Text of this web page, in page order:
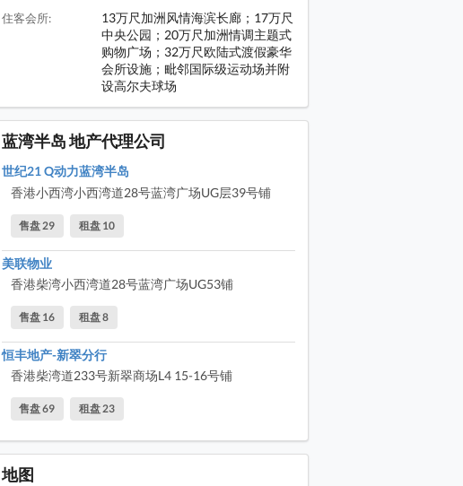
蓝湾半岛 设施: 停车场部分
蓝湾半岛 设施: 停车场部分
蓝湾半岛 设施: 停车场升降机大堂
蓝湾半岛 设施: 停车场升降机大堂可往商场
蓝湾半岛 设施: 停车场升降机大堂可往商场
蓝湾半岛 周边环境: 蓝湾半岛邻近小西湾运动场
蓝湾半岛 周边环境: 蓝湾半岛邻近小西湾运动场
蓝湾半岛 周边环境: 蓝湾半岛邻近小西湾运动场
蓝湾半岛 周边环境: 蓝湾半岛邻近小西湾运动场
蓝湾半岛 周边环境: 项目对面的汉华中学 (位于富欣道)
蓝湾半岛 周边环境: 福建中学 (位于富怡道)
蓝湾半岛 周边环境: 衞理中学 (位于小西湾道)
蓝湾半岛 周边环境: 项目旁边的小西湾海滨花园
蓝湾半岛 周边环境: 小西湾海旁
住客会所:
13万尺加洲风情海滨长廊；17万尺
中央公园；20万尺加洲情调主题式
购物广场；32万尺欧陆式渡假豪华
会所设施；毗邻国际级运动场并附
设高尔夫球场
蓝湾半岛 地产代理公司
世纪21 Q动力蓝湾半岛
香港小西湾小西湾道28号蓝湾广场UG层39号铺
售盘 29 租盘 10
美联物业
香港柴湾小西湾道28号蓝湾广场UG53铺
售盘 16 租盘 8
恒丰地产-新翠分行
香港柴湾道233号新翠商场L4 15-16号铺
售盘 69 租盘 23
地图